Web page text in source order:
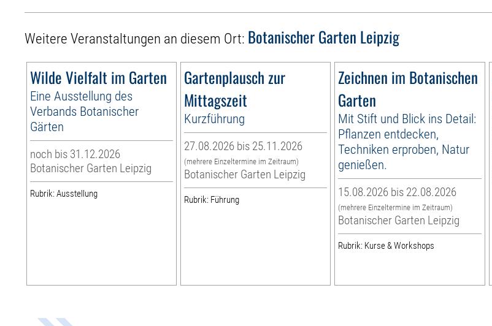
Weitere Veranstaltungen an diesem Ort: Botanischer Garten Leipzig
Wilde Vielfalt im Garten
Eine Ausstellung des
Verbands Botanischer
Gärten
noch bis 31.12.2026
Botanischer Garten Leipzig
Rubrik: Ausstellung
Gartenplausch zur
Mittagszeit
Kurzführung
27.08.2026 bis 25.11.2026
(mehrere Einzeltermine im Zeitraum)
Botanischer Garten Leipzig
Rubrik: Führung
Zeichnen im Botanischen
Garten
Mit Stift und Blick ins Detail:
Pflanzen entdecken,
Techniken erproben, Natur
genießen.
15.08.2026 bis 22.08.2026
(mehrere Einzeltermine im Zeitraum)
Botanischer Garten Leipzig
Rubrik: Kurse & Workshops